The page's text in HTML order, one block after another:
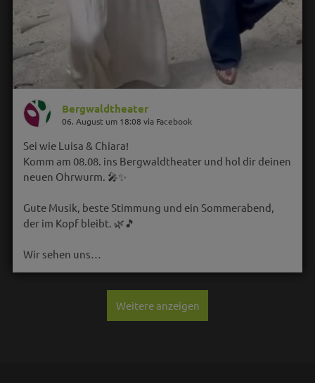
Bergwaldtheater
06. August um 18:08 via Facebook
Sei wie Luisa & Chiara!
Komm am 08.08. ins Bergwaldtheater und hol dir deinen
neuen Ohrwurm. 🎤✨
Gute Musik, beste Stimmung und ein Sommerabend,
der im Kopf bleibt. 🌿🎵
Wir sehen uns…
Weitere anzeigen